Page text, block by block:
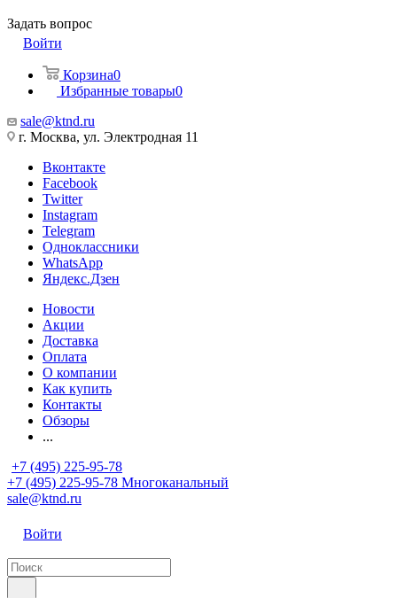
Задать вопрос
Войти
Корзина0
Избранные товары0
sale@ktnd.ru
г. Москва, ул. Электродная 11
Вконтакте
Facebook
Twitter
Instagram
Telegram
Одноклассники
WhatsApp
Яндекс.Дзен
Новости
Акции
Доставка
Оплата
О компании
Как купить
Контакты
Обзоры
...
+7 (495) 225-95-78
+7 (495) 225-95-78 Многоканальный
sale@ktnd.ru
Войти